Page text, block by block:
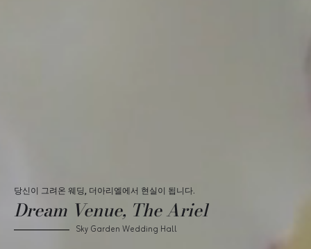
당신이 그려온 웨딩, 더아리엘에서 현실이 됩니다.
Dream Venue, The Ariel
Sky Garden Wedding Hall